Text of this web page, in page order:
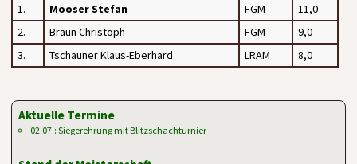
1.
Mooser Stefan FGM
11,0
2.
Braun Christoph FGM
9,0
3.
Tschauner Klaus-Eberhard LRAM 8,0
Aktuelle Termine
02.07.: Siegerehrung mit Blitzschachturnier